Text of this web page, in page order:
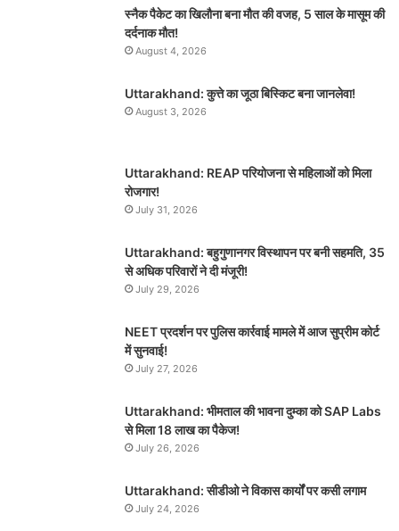
स्नैक पैकेट का खिलौना बना मौत की वजह, 5 साल के मासूम की
दर्दनाक मौत!
August 4, 2026
Uttarakhand: कुत्ते का जूठा बिस्किट बना जानलेवा!
August 3, 2026
Uttarakhand: REAP परियोजना से महिलाओं को मिला
रोजगार!
July 31, 2026
Uttarakhand: बहुगुणानगर विस्थापन पर बनी सहमति, 35
से अधिक परिवारों ने दी मंजूरी!
July 29, 2026
NEET प्रदर्शन पर पुलिस कार्रवाई मामले में आज सुप्रीम कोर्ट
में सुनवाई!
July 27, 2026
Uttarakhand: भीमताल की भावना दुम्का को SAP Labs
से मिला 18 लाख का पैकेज!
July 26, 2026
Uttarakhand: सीडीओ ने विकास कार्यों पर कसी लगाम
July 24, 2026